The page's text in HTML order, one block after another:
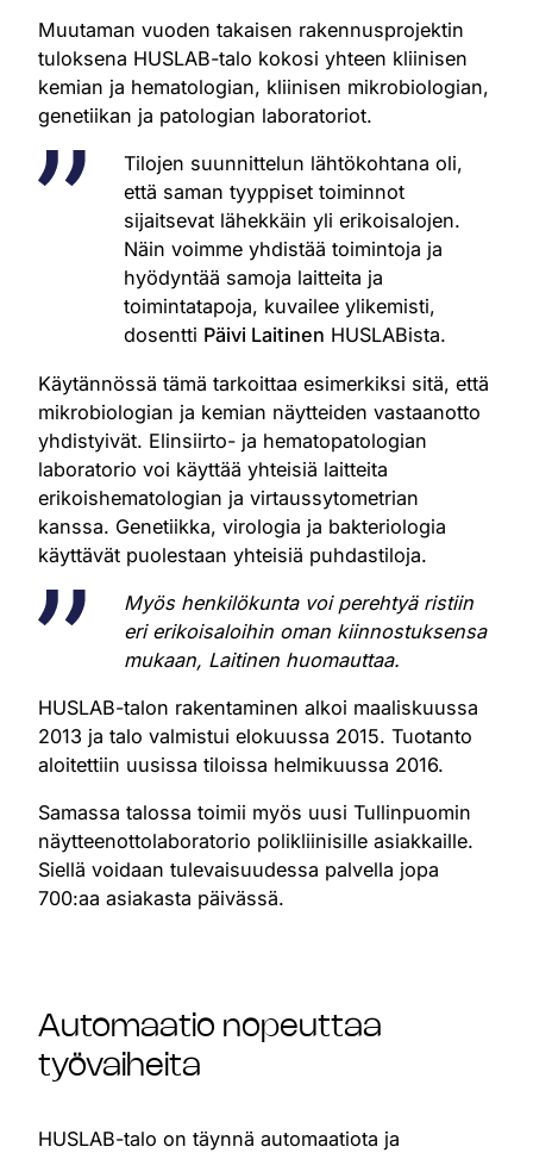
Muutaman vuoden takaisen rakennusprojektin
tuloksena HUSLAB-talo kokosi yhteen kliinisen
kemian ja hematologian, kliinisen mikrobiologian,
genetiikan ja patologian laboratoriot.
Tilojen suunnittelun lähtökohtana oli,
että saman tyyppiset toiminnot
sijaitsevat lähekkäin yli erikoisalojen.
Näin voimme yhdistää toimintoja ja
hyödyntää samoja laitteita ja
toimintatapoja, kuvailee ylikemisti,
dosentti Päivi Laitinen HUSLABista.
Käytännössä tämä tarkoittaa esimerkiksi sitä, että
mikrobiologian ja kemian näytteiden vastaanotto
yhdistyivät. Elinsiirto- ja hematopatologian
laboratorio voi käyttää yhteisiä laitteita
erikoishematologian ja virtaussytometrian
kanssa. Genetiikka, virologia ja bakteriologia
käyttävät puolestaan yhteisiä puhdastiloja.
Myös henkilökunta voi perehtyä ristiin
eri erikoisaloihin oman kiinnostuksensa
mukaan, Laitinen huomauttaa.
HUSLAB-talon rakentaminen alkoi maaliskuussa
2013 ja talo valmistui elokuussa 2015. Tuotanto
aloitettiin uusissa tiloissa helmikuussa 2016.
Samassa talossa toimii myös uusi Tullinpuomin
näytteenottolaboratorio polikliinisille asiakkaille.
Siellä voidaan tulevaisuudessa palvella jopa
700:aa asiakasta päivässä.
Automaatio nopeuttaa
työvaiheita
HUSLAB-talo on täynnä automaatiota ja